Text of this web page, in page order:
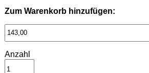
Zum Warenkorb hinzufügen:
Anzahl